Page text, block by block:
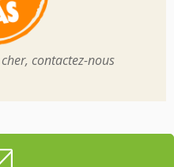
contactez-nous